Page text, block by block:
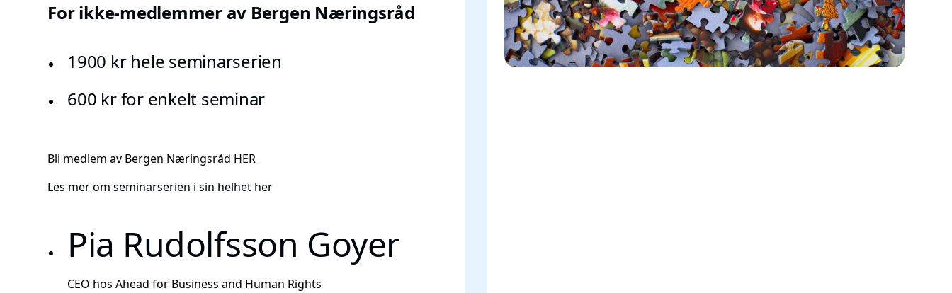
For ikke-medlemmer av Bergen Næringsråd
1900 kr hele seminarserien
600 kr for enkelt seminar
Bli medlem av Bergen Næringsråd HER
Les mer om seminarserien i sin helhet her
Pia Rudolfsson Goyer
CEO hos Ahead for Business and Human Rights